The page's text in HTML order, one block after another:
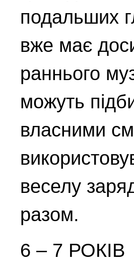
подальших
вже має
раннього
можуть
власними
веселу
разом.
6 – 7 РОКІВ